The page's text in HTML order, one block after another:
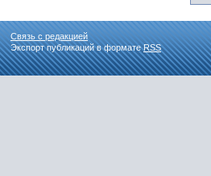
Связь с редакцией
Экспорт публикаций в форматеRSS